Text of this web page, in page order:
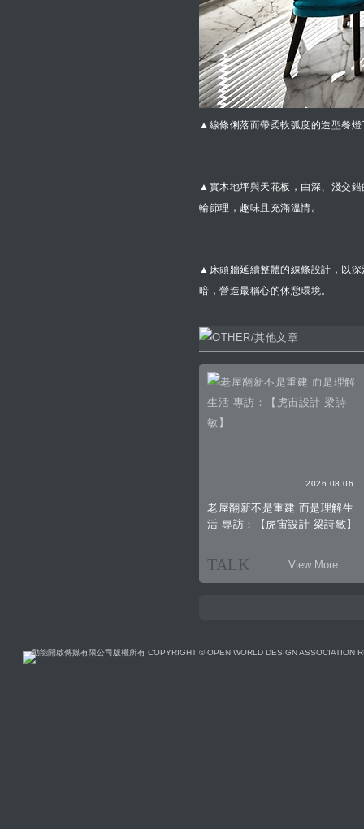
▲線條俐落而帶柔軟弧度的造型餐
▲實木地坪與天花板，由深、淺交
輪節理，趣味且充滿溫情。
▲床頭牆延續整體的線條設計，以
暗，營造最稱心的休憩環境。
2026.08.06
老屋翻新不是重建 而是理解生
活 專訪：【虎宙設計 梁詩敏】
TALK View More
動能開啟傳媒有限公司版權所有 COPYRIGHT © OPEN WORLD DESIGN ASSOCIATION